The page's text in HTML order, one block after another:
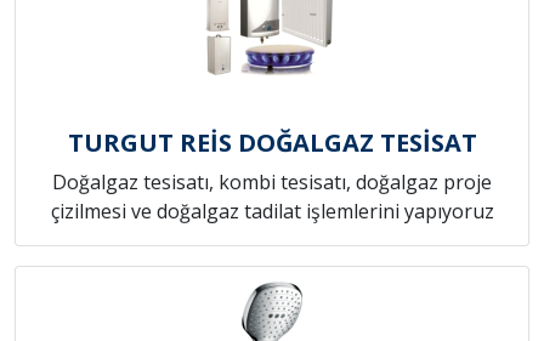
TURGUT REİS DOĞALGAZ TESİSAT
Doğalgaz tesisatı, kombi tesisatı, doğalgaz proje
çizilmesi ve doğalgaz tadilat işlemlerini yapıyoruz